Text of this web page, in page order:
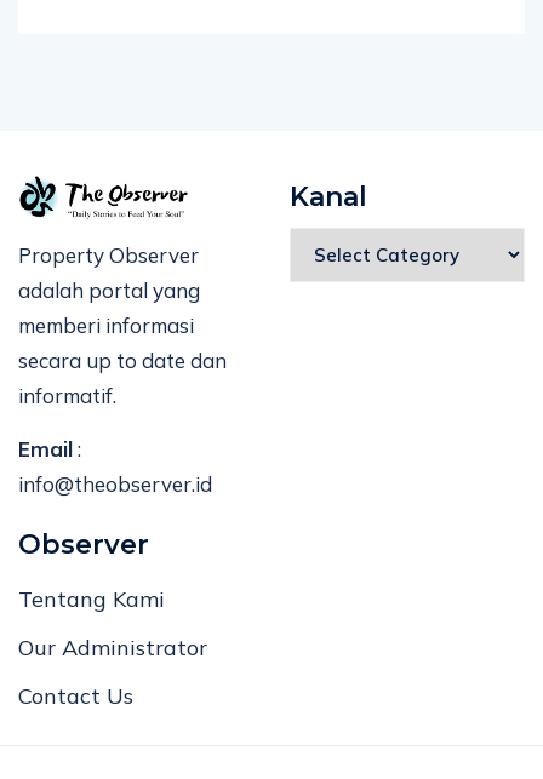
Property Observer
adalah portal yang
memberi informasi
secara up to date dan
informatif.
Email:
info@theobserver.id
Kanal
Observer
Tentang Kami
Our Administrator
Contact Us